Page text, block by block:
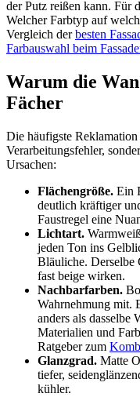
der Putz reißen kann. Für
Welcher Farbtyp auf
Vergleich derbesten
Farbauswahl beim
Warum die
Fächer
Die häufigste
Verarbeitungsfehler,
Ursachen:
Flächengröße. Ein
deutlich kräftiger
Faustregel eine
Lichtart.
jeden Ton ins
Bläuliche. Derselbe
fast beige wirken.
Nachbarfarben.
Wahrnehmung mit.
anders als dasselbe
Materialien und
Ratgeber zum
Glanzgrad. Matte
tiefer,
kühler.